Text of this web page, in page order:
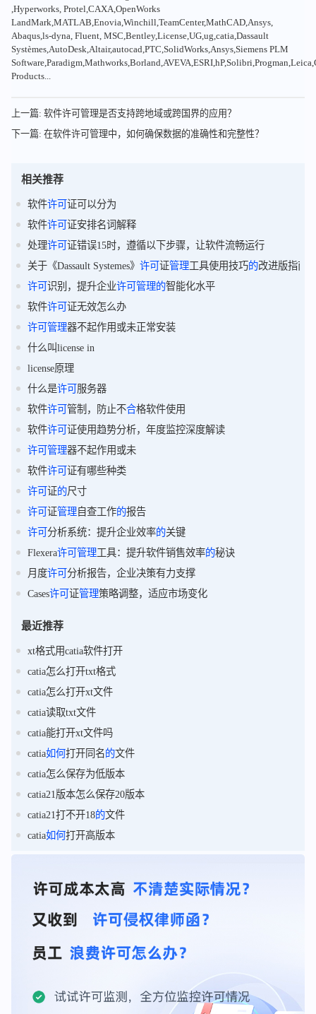
,Hyperworks, Protel,CAXA,OpenWorks
LandMark,MATLAB,Enovia,Winchill,TeamCenter,MathCAD,Ansys,
Abaqus,ls-dyna, Fluent, MSC,Bentley,License,UG,ug,catia,Dassault
Systèmes,AutoDesk,Altair,autocad,PTC,SolidWorks,Ansys,Siemens PLM
Products...
上一篇: 软件许可管理是否支持跨地域或跨国界的应用？
下一篇: 在软件许可管理中，如何确保数据的准确性和完整性？
相关推荐
软件许可 证可以分为
软件许可 证安排名词解释
处理许可 证错误15时，遵循以下步骤，让软件流畅运行
关于《Dassault Systemes》 许可 证管理工具使用技巧的改进版指南
许可 识别，提升企业许可 管理的智能化水平
软件许可 证无效怎么办
许可 管理器不起作用或未正常安装
什么叫license in
license原理
什么是许可 服务器
软件许可 管制，防止不合格软件使用
软件许可 证使用趋势分析，年度监控深度解读
许可 管理器不起作用或未
软件许可 证有哪些种类
许可 证的尺寸
许可 证管理自查工作的报告
许可 分析系统：提升企业效率的关键
Flexera许可 管理工具：提升软件销售效率的秘诀
月度许可 分析报告，企业决策有力支撑
Cases许可 证管理策略调整，适应市场变化
最近推荐
xt格式用catia软件打开
catia怎么打开txt格式
catia怎么打开xt文件
catia读取txt文件
catia能打开xt文件吗
catia如何打开同名的文件
catia怎么保存为低版本
catia21版本怎么保存20版本
catia21打不开18的文件
catia如何打开高版本